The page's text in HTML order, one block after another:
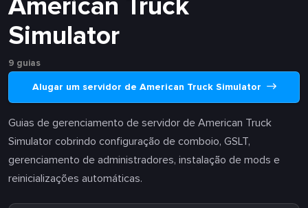
Simulator
9 guias
Alugar um servidor de American Truck Simulator
Guias de gerenciamento de servidor de American Truck
Simulator cobrindo configuração de comboio, GSLT,
gerenciamento de administradores, instalação de mods e
reinicializações automáticas.